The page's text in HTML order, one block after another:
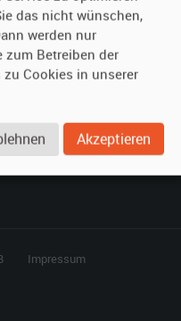
Fragen (FAQ)
funktioniert's
Impressum
das nicht wünschen,
werden nur
Betreiben der
Cookies in unserer
Akzeptieren